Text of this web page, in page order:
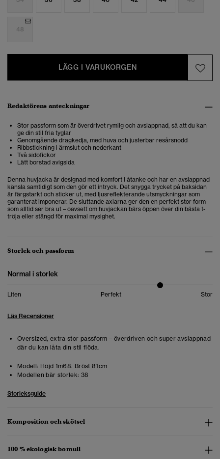
48
LÄGG I VARUKORGEN
Redaktörens anteckningar
Stor passform som är överdrivet rymlig och avslappnad, så att du kan
ge din stil fria tyglar
Genomgående dragkedja, med huva och justerbar resårsnodd
Ribbstickning i ärmslut och nederkant
Två sidofickor
Lätt borstad avigsida
Denna huvjacka är designad med komfort i åtanke och har en avslappnad
känsla samtidigt som den gör ett intryck. Det snygga trycket på baksidan
är färgstarkt och sticker ut, med ljusreflekterande utsmyckningar som
garanterat imponerar. De sluttande axlarna ger den en perfekt stor form
som alltid ser bra ut – oavsett om huvjackan bärs öppen över din bästa t-
tröja eller stängd för maximal mysighet.
Storlek och passform
Normal i storlek
Liten Perfekt Stor
Läs Recensioner
Oversized, extra stor passform – överdriven och super avslappnad
där du kan låta din stil flöda.
Modell: Höjd 1m68. Bröst 81cm
Modellen bär storlek: 38
Storleksguide
Komposition och skötsel
100 % ekologisk bomull